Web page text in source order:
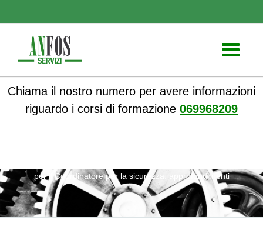
Toggle
Chiama il nostro numero per avere informazioni
riguardo i corsi di formazione 069968209
per il Coordinatore per la sicurezza: approfondimenti